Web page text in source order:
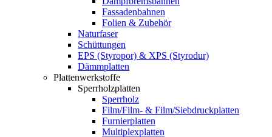
Fassadenbahnen
Folien & Zubehör
Naturfaser
Schüttungen
EPS (Styropor) & XPS (Styrodur)
Dämmplatten
Plattenwerkstoffe
Sperrholzplatten
Sperrholz
Film/Film- & Film/Siebdruckplatten
Furnierplatten
Multiplexplatten